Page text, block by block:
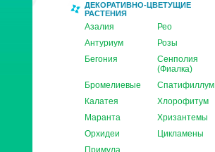
ДЕКОРАТИВНО-ЦВЕТУЩИЕ
РАСТЕНИЯ
Азалия
Рео
Антуриум
Розы
Бегония
Сенполия
(Фиалка)
Бромелиевые
Спатифиллум
Калатея
Хлорофитум
Маранта
Хризантемы
Орхидеи
Цикламены
Примула